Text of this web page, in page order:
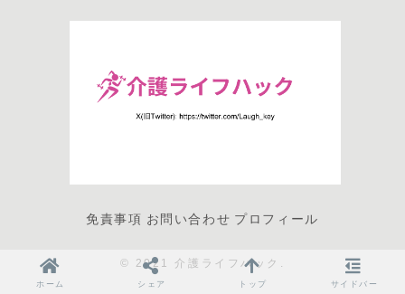
免責事項 お問い合わせ プロフィール
© 2021 介護ライフハック.
ホーム シェア トップ サイドバー